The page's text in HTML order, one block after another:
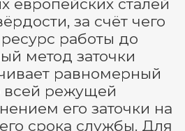
европейских сталей
за счёт чего
работы до
метод заточки
равномерный
всей режущей
его заточки на
срока службы. Для